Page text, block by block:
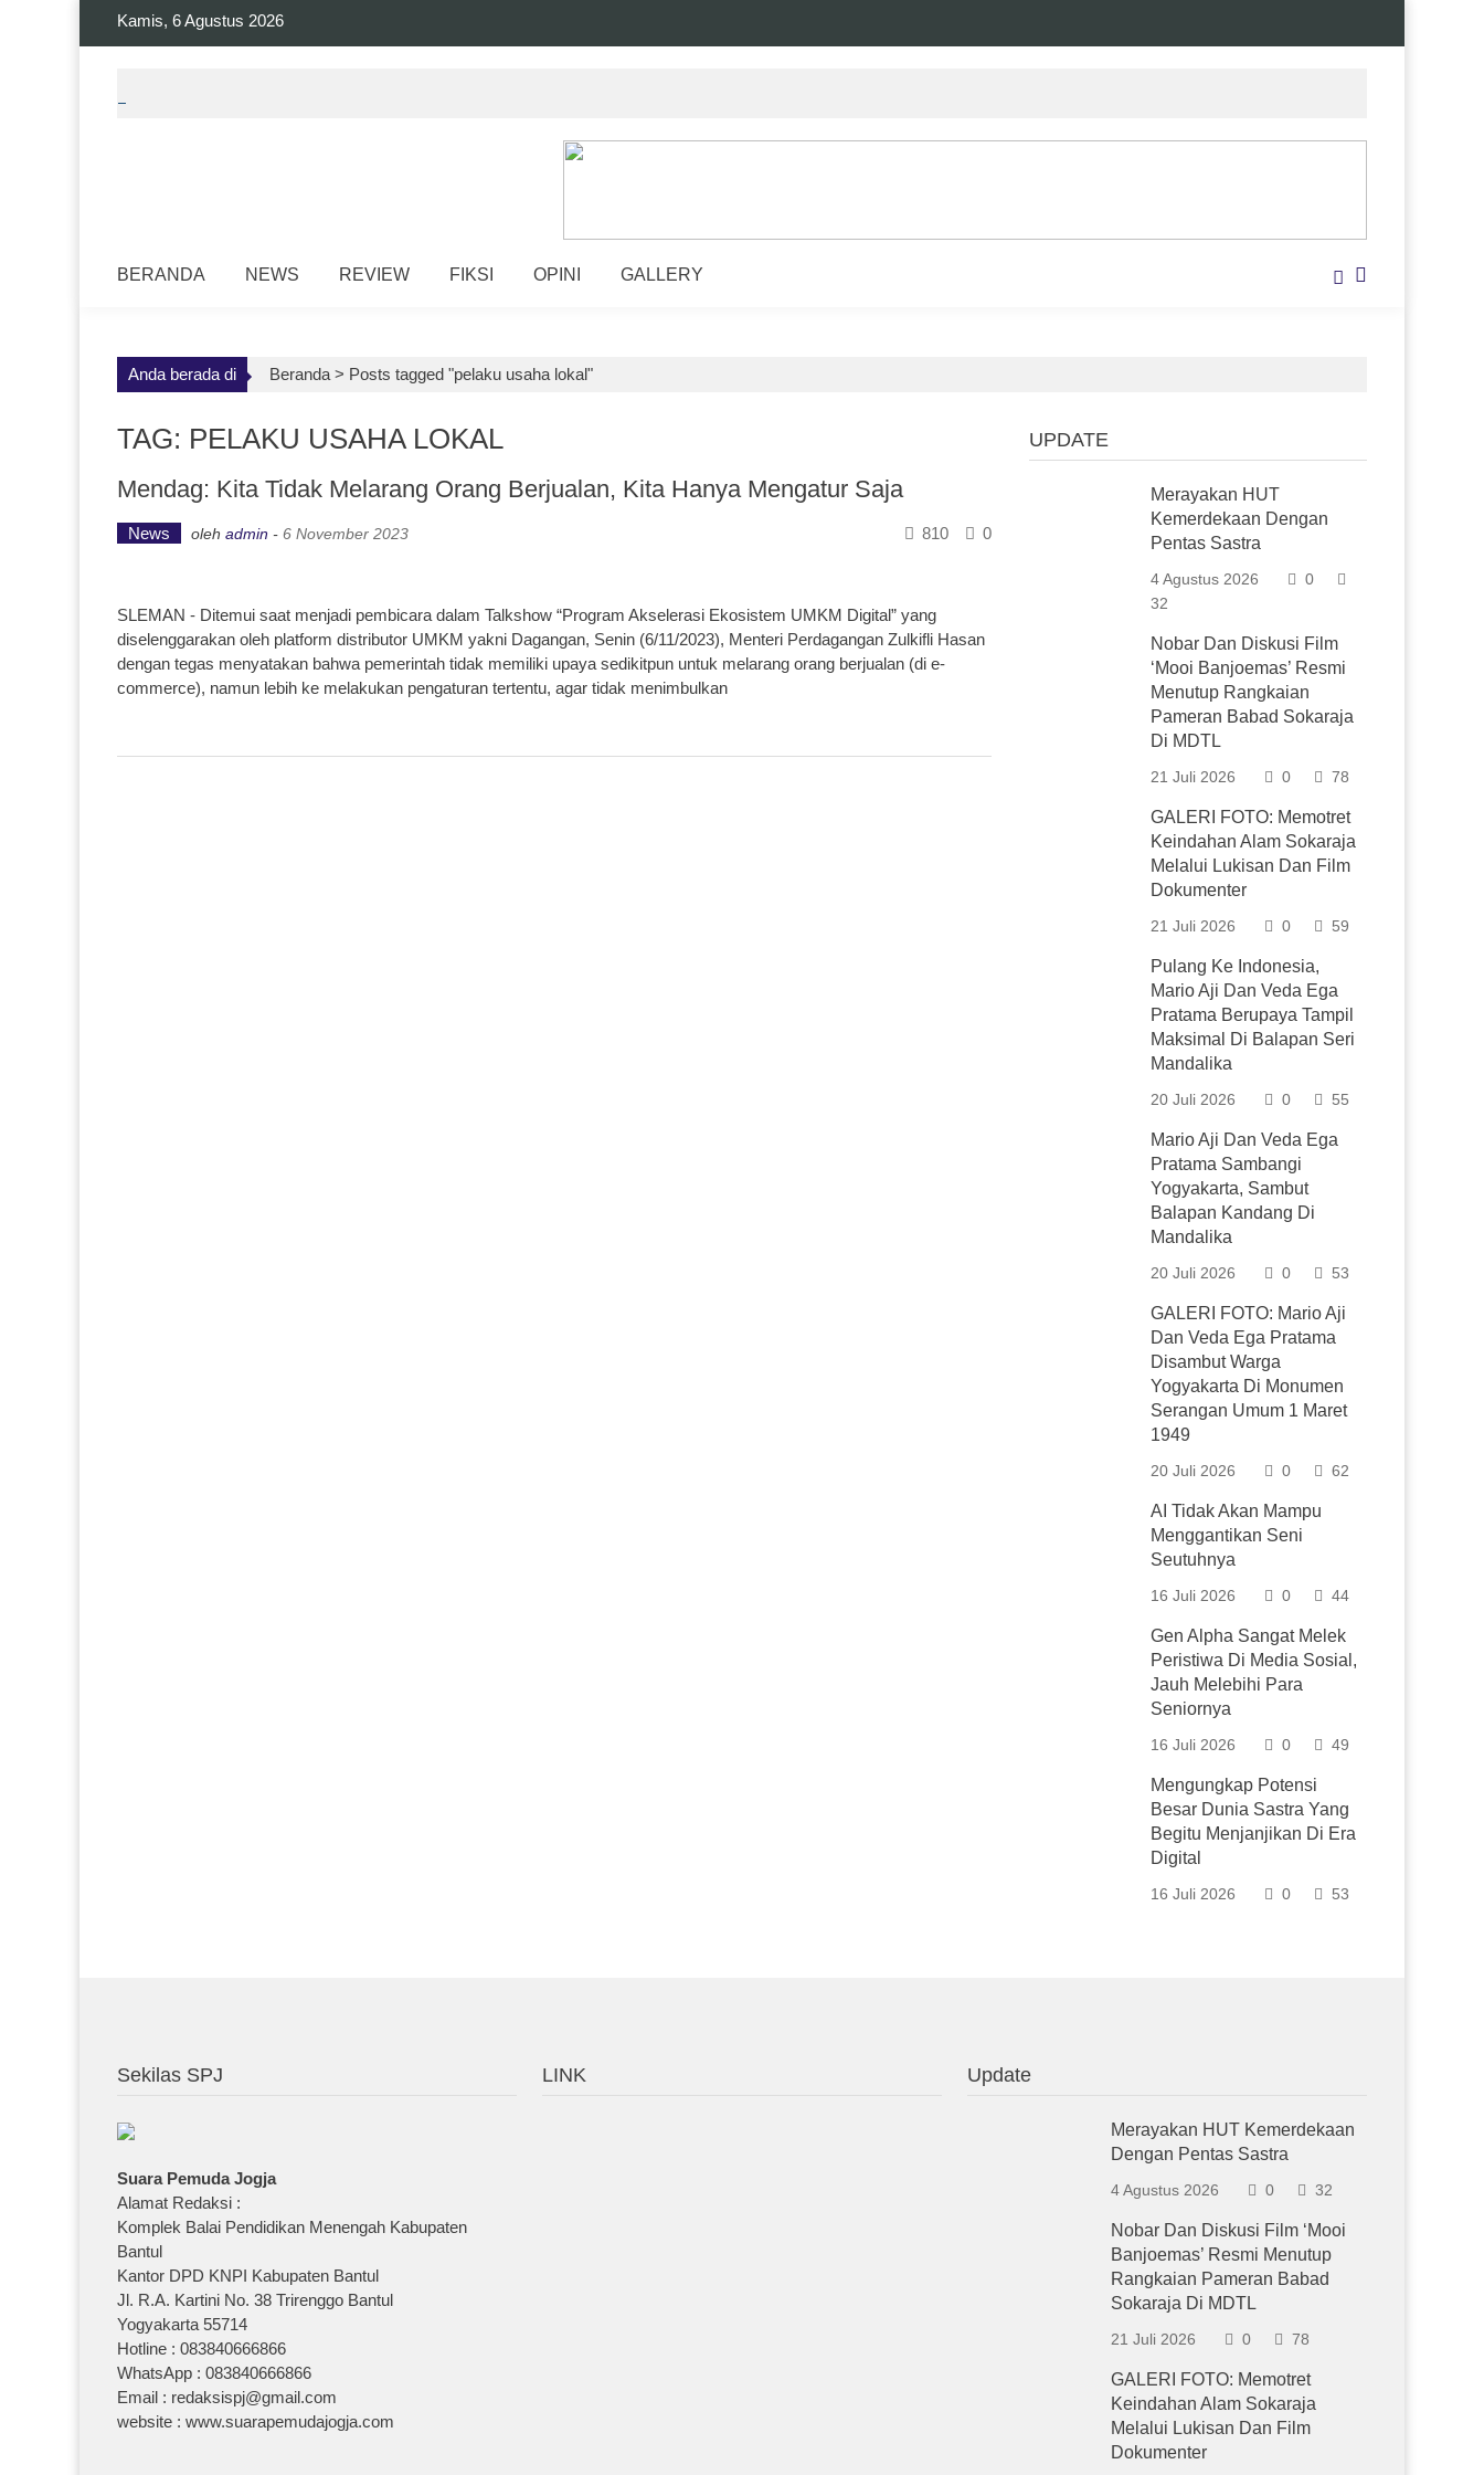
Kamis, 6 Agustus 2026
BERANDA NEWS REVIEW FIKSI OPINI GALLERY
Anda berada di Beranda > Posts tagged "pelaku usaha lokal"
TAG: PELAKU USAHA LOKAL
Mendag: Kita Tidak Melarang Orang Berjualan, Kita Hanya Mengatur Saja
News oleh admin - 6 November 2023 0
810
SLEMAN - Ditemui saat menjadi pembicara dalam Talkshow “Program Akselerasi Ekosistem UMKM Digital” yang
diselenggarakan oleh platform distributor UMKM yakni Dagangan, Senin (6/11/2023), Menteri Perdagangan Zulkifli Hasan
dengan tegas menyatakan bahwa pemerintah tidak memiliki upaya sedikitpun untuk melarang orang berjualan (di e-
commerce), namun lebih ke melakukan pengaturan tertentu, agar tidak menimbulkan
UPDATE
Merayakan HUT
Kemerdekaan Dengan
Pentas Sastra
4 Agustus 2026
0
32
Nobar Dan Diskusi Film
‘Mooi Banjoemas’ Resmi
Menutup Rangkaian
Pameran Babad Sokaraja
Di MDTL
21 Juli 2026 0 78
GALERI FOTO: Memotret
Keindahan Alam Sokaraja
Melalui Lukisan Dan Film
Dokumenter
21 Juli 2026 0 59
Pulang Ke Indonesia,
Mario Aji Dan Veda Ega
Pratama Berupaya Tampil
Maksimal Di Balapan Seri
Mandalika
20 Juli 2026 0 55
Mario Aji Dan Veda Ega
Pratama Sambangi
Yogyakarta, Sambut
Balapan Kandang Di
Mandalika
20 Juli 2026 0 53
GALERI FOTO: Mario Aji
Dan Veda Ega Pratama
Disambut Warga
Yogyakarta Di Monumen
Serangan Umum 1 Maret
1949
20 Juli 2026 0 62
AI Tidak Akan Mampu
Menggantikan Seni
Seutuhnya
16 Juli 2026 0 44
Gen Alpha Sangat Melek
Peristiwa Di Media Sosial,
Jauh Melebihi Para
Seniornya
16 Juli 2026 0 49
Mengungkap Potensi
Besar Dunia Sastra Yang
Begitu Menjanjikan Di Era
Digital
16 Juli 2026 0 53
Sekilas SPJ
Suara Pemuda Jogja
Alamat Redaksi :
Komplek Balai Pendidikan Menengah Kabupaten
Bantul
Kantor DPD KNPI Kabupaten Bantul
Jl. R.A. Kartini No. 38 Trirenggo Bantul
Yogyakarta 55714
Hotline : 083840666866
WhatsApp : 083840666866
Email : redaksispj@gmail.com
website : www.suarapemudajogja.com
LINK Update
Merayakan HUT Kemerdekaan
Dengan Pentas Sastra
4 Agustus 2026 0 32
Nobar Dan Diskusi Film ‘Mooi
Banjoemas’ Resmi Menutup
Rangkaian Pameran Babad
Sokaraja Di MDTL
21 Juli 2026 0 78
GALERI FOTO: Memotret
Keindahan Alam Sokaraja
Melalui Lukisan Dan Film
Dokumenter